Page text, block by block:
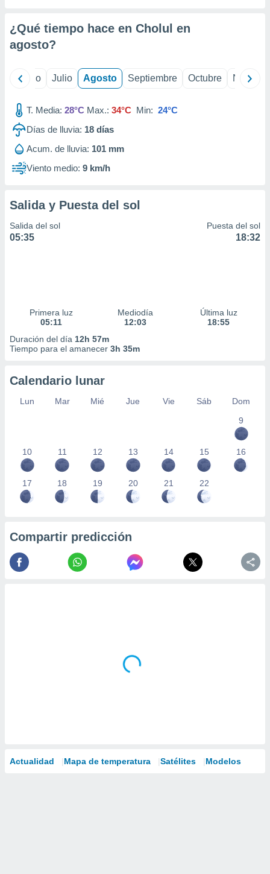
e
mediante
publicidad
publicidad
de
1199
¿Qué tiempo hace en Cholul en
agosto?
Junio Julio Agosto Septiembre Octubre
T. Media: 28°C Max.: 34°C Min: 24°C
Días de lluvia: 18 días
Acum. de lluvia: 101 mm
Viento medio: 9 km/h
Salida y Puesta del sol
Salida del sol
05:35
Puesta del sol
18:32
Primera luz
05:11
Mediodía
12:03
Última luz
18:55
Duración del día 12h 57m
Tiempo para el amanecer 3h 35m
Calendario lunar
Lun Mar Mié Jue Vie Sáb
Dom
9
10 11 12 13 14 15 16
17 18 19 20 21 22
Compartir predicción
Actualidad Mapa de temperatura Satélites Modelos